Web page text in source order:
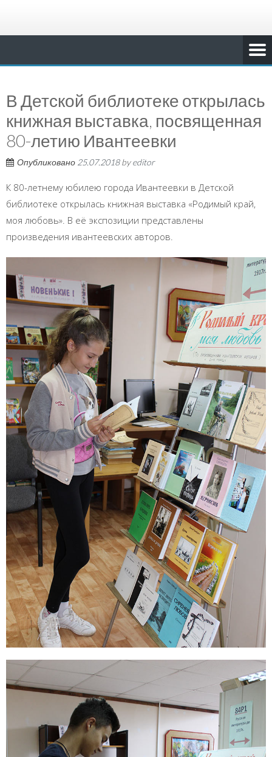
В Детской библиотеке открылась
книжная выставка, посвященная
80-летию Ивантеевки
Опубликовано 25.07.2018byeditor
К 80-летнему юбилею города Ивантеевки в Детской
библиотеке открылась книжная выставка «Родимый край,
моя любовь». В её экспозиции представлены
произведения ивантеевских авторов.